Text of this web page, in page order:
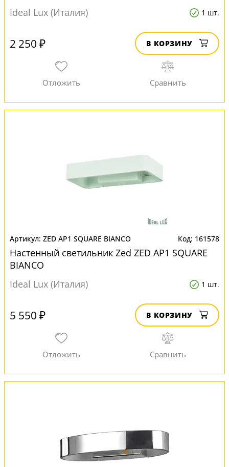
Ideal Lux (Италия)
1 шт.
2 250 ₽ В КОРЗИНУ
ZED AP1 SQUARE BIANCO 161578
Настенный светильник Zed ZED AP1 SQUARE
BIANCO
Ideal Lux (Италия)
1 шт.
5 550 ₽ В КОРЗИНУ